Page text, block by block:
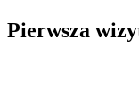
Pierwsza